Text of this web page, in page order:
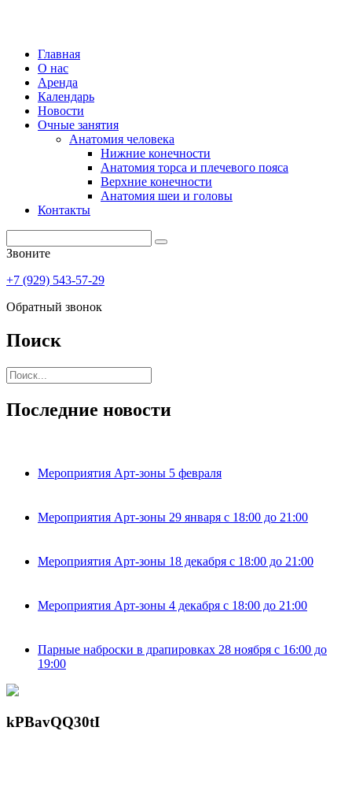
Главная
О нас
Аренда
Календарь
Новости
Очные занятия
Анатомия человека
Нижние конечности
Анатомия торса и плечевого пояса
Верхние конечности
Анатомия шеи и головы
Контакты
Звоните
+7 (929) 543-57-29
Обратный звонок
Поиск
Последние новости
Мероприятия Арт-зоны 5 февраля
Мероприятия Арт-зоны 29 января с 18:00 до 21:00
Мероприятия Арт-зоны 18 декабря с 18:00 до 21:00
Мероприятия Арт-зоны 4 декабря с 18:00 до 21:00
Парные наброски в драпировках 28 ноября с 16:00 до
19:00
kPBavQQ30tI